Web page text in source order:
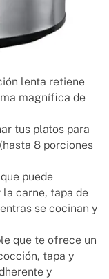
lenta retiene
magnífica de
tus platos para
8 porciones
puede
carne, tapa de
se cocinan y
que te ofrece un
tapa y
y